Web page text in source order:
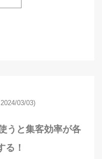
03/03)
うと集客効率が各
る！